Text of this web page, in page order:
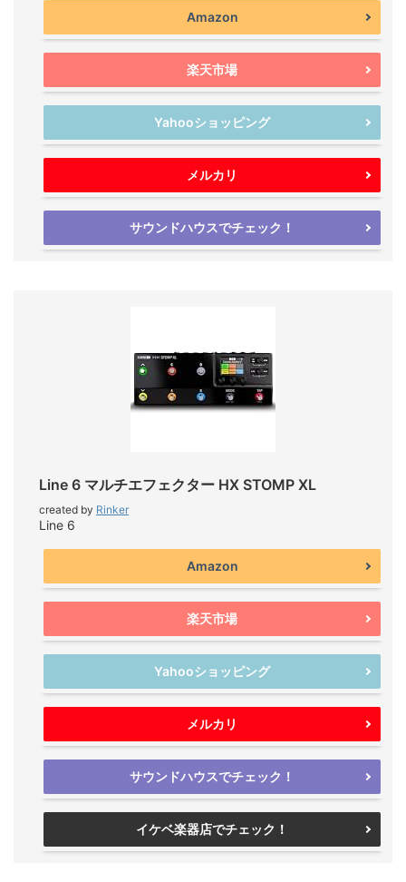
Amazon
楽天市場
Yahooショッピング
メルカリ
サウンドハウスでチェック！
Line 6 マルチエフェクター HX STOMP XL
created by Rinker
Line 6
Amazon
楽天市場
Yahooショッピング
メルカリ
サウンドハウスでチェック！
イケベ楽器店でチェック！